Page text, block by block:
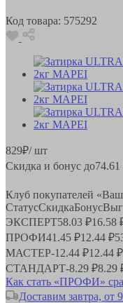
Код товара: 575292
829₽/ шт
Скидка и бонус до74.61
Клуб покупателей
СтатусСкидкаБонус
ЭКСПЕРТ58.03 ₽16.58
ПРОФИ41.45 ₽12.44 ₽
МАСТЕР-12.44 ₽12.44 ₽
СТАНДАРТ-8.29 ₽8.29
Как стать «ПРОФИ»
Доставим завтра, от